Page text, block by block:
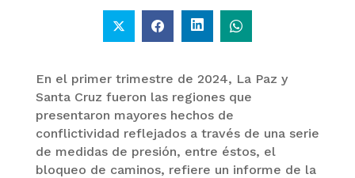
En el primer trimestre de 2024, La Paz y
Santa Cruz fueron las regiones que
presentaron mayores hechos de
conflictividad reflejados a través de una serie
de medidas de presión, entre éstos, el
bloqueo de caminos, refiere un informe de la